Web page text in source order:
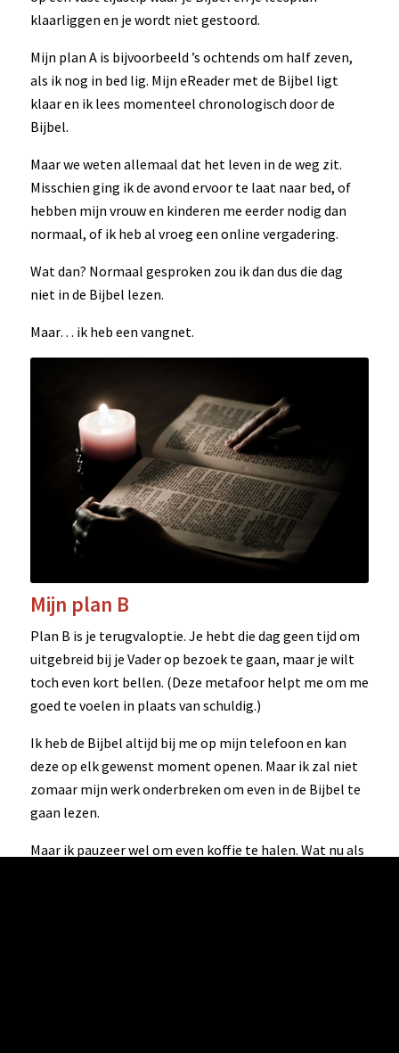
klaarliggen en je wordt niet gestoord.
Mijn plan A is bijvoorbeeld ’s ochtends om half zeven,
als ik nog in bed lig. Mijn eReader met de Bijbel ligt
klaar en ik lees momenteel chronologisch door de
Bijbel.
Maar we weten allemaal dat het leven in de weg zit.
Misschien ging ik de avond ervoor te laat naar bed, of
hebben mijn vrouw en kinderen me eerder nodig dan
normaal, of ik heb al vroeg een online vergadering.
Wat dan? Normaal gesproken zou ik dan dus die dag
niet in de Bijbel lezen.
Maar… ik heb een vangnet.
Mijn plan B
Plan B is je terugvaloptie. Je hebt die dag geen tijd om
uitgebreid bij je Vader op bezoek te gaan, maar je wilt
toch even kort bellen. (Deze metafoor helpt me om me
goed te voelen in plaats van schuldig.)
Ik heb de Bijbel altijd bij me op mijn telefoon en kan
deze op elk gewenst moment openen. Maar ik zal niet
zomaar mijn werk onderbreken om even in de Bijbel te
gaan lezen.
Maar ik pauzeer wel om even koffie te halen. Wat nu als